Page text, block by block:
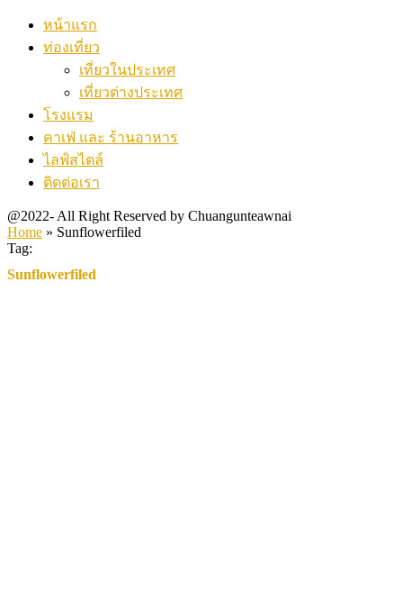
หน้าแรก
ท่องเที่ยว
เที่ยวในประเทศ
เที่ยวต่างประเทศ
โรงแรม
คาเฟ่ และ ร้านอาหาร
ไลฟ์สไตล์
ติดต่อเรา
@2022- All Right Reserved by Chuangunteawnai
Home » Sunflowerfiled
Tag:
Sunflowerfiled